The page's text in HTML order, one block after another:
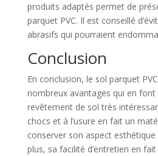
produits adaptés permet de
parquet PVC. Il est conseillé
abrasifs qui pourraient
Conclusion
En conclusion, le sol parquet
nombreux avantages qui en font
revêtement de sol très
chocs et à l’usure en fait un
conserver son aspect
plus, sa facilité d’entretien en